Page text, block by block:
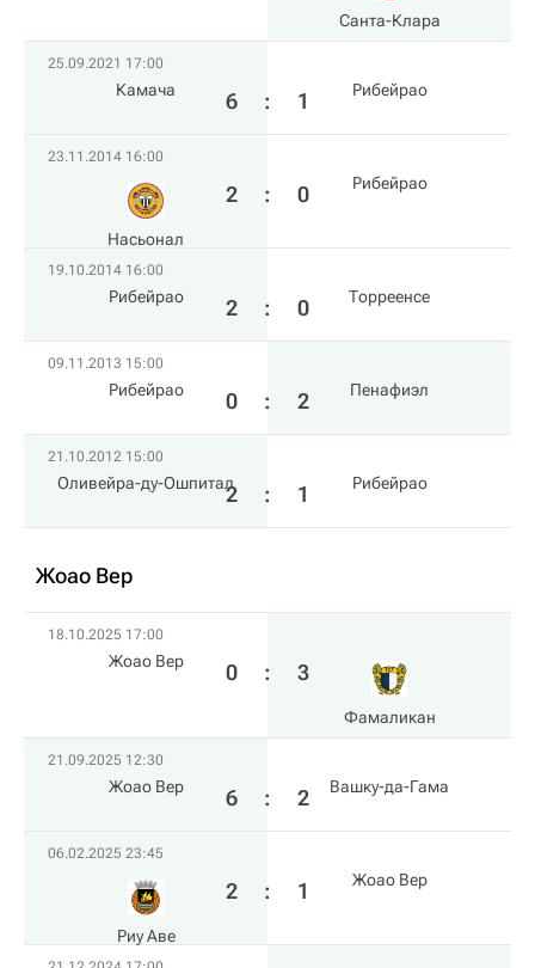
Санта-Клара
25.09.2021 17:00
Камача 6 : 1 Рибейрао
23.11.2014 16:00
Насьонал
2 : 0 Рибейрао
19.10.2014 16:00
Рибейрао 2 : 0 Торреенсе
09.11.2013 15:00
Рибейрао 0 : 2 Пенафиэл
21.10.2012 15:00
Оливейра-ду-Ошпитал2 : 1 Рибейрао
Жоао Вер
18.10.2025 17:00
Жоао Вер 0 : 3
Фамаликан
21.09.2025 12:30
Жоао Вер 6 : 2 Вашку-да-Гама
06.02.2025 23:45
Риу Аве
2 : 1 Жоао Вер